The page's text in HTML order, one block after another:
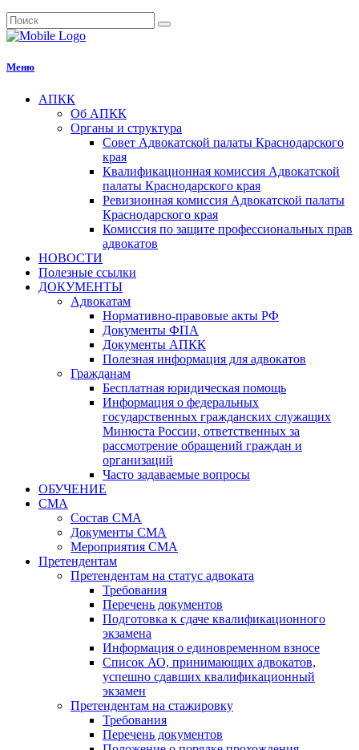
Меню
АПКК
Об АПКК
Органы и структура
Совет Адвокатской палаты Краснодарского
края
Квалификационная комиссия Адвокатской
палаты Краснодарского края
Ревизионная комиссия Адвокатской палаты
Краснодарского края
Комиссия по защите профессиональных прав
адвокатов
НОВОСТИ
Полезные ссылки
ДОКУМЕНТЫ
Адвокатам
Нормативно-правовые акты РФ
Документы ФПА
Документы АПКК
Полезная информация для адвокатов
Гражданам
Бесплатная юридическая помощь
Информация о федеральных
государственных гражданских служащих
Минюста России, ответственных за
рассмотрение обращений граждан и
организаций
Часто задаваемые вопросы
ОБУЧЕНИЕ
СМА
Состав СМА
Документы СМА
Мероприятия СМА
Претендентам
Претендентам на статус адвоката
Требования
Перечень документов
Подготовка к сдаче квалификационного
экзамена
Информация о единовременном взносе
Список АО, принимающих адвокатов,
успешно сдавших квалификационный
экзамен
Претендентам на стажировку
Требования
Перечень документов